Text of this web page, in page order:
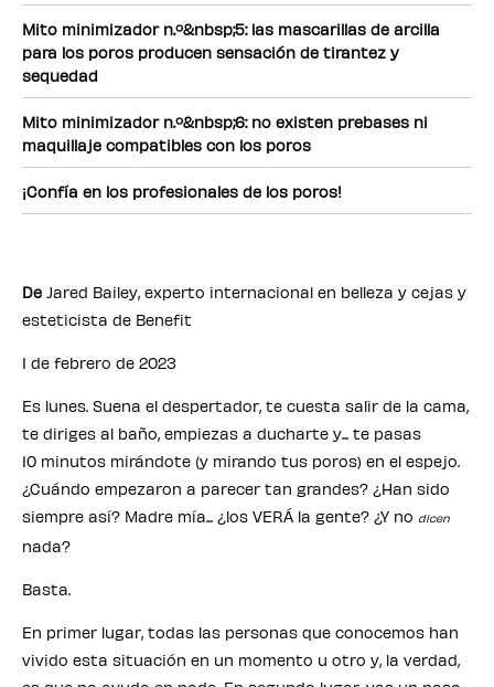
Mito minimizador n.º&nbsp;5: las mascarillas de arcilla
para los poros producen sensación de tirantez y
sequedad
Mito minimizador n.º&nbsp;6: no existen prebases ni
maquillaje compatibles con los poros
¡Confía en los profesionales de los poros!
De Jared Bailey, experto internacional en belleza y cejas y
esteticista de Benefit
1 de febrero de 2023
Es lunes. Suena el despertador, te cuesta salir de la cama,
te diriges al baño, empiezas a ducharte y... te pasas
10 minutos mirándote (y mirando tus poros) en el espejo.
¿Cuándo empezaron a parecer tan grandes? ¿Han sido
siempre así? Madre mía... ¿los VERÁ la gente? ¿Y no dicen
nada?
Basta.
En primer lugar, todas las personas que conocemos han
vivido esta situación en un momento u otro y, la verdad,